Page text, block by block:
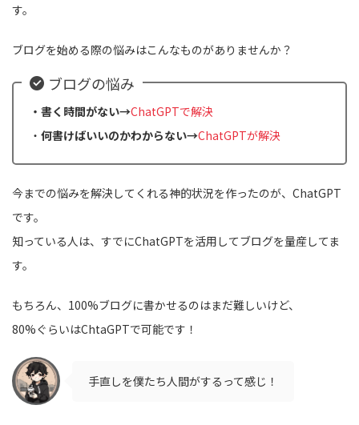
す。
ブログを始める際の悩みはこんなものがありませんか？
ブログの悩み
・書く時間がない→ChatGPTで解決
・ 何書けばいいのかわからない→ChatGPTが解決
今までの悩みを解決してくれる神的状況を作ったのが、ChatGPT
です。
知っている人は、すでにChatGPTを活用してブログを量産してま
す。
もちろん、100%ブログに書かせるのはまだ難しいけど、
80%ぐらいはChtaGPTで可能です！
手直しを僕たち人間がするって感じ！